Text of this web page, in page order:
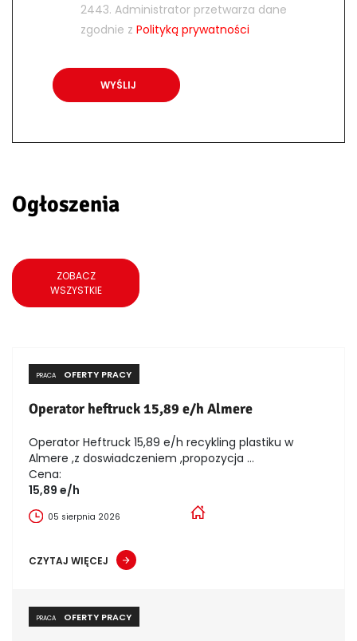
2443. Administrator przetwarza dane
zgodnie z Polityką prywatności
Ogłoszenia
ZOBACZ
WSZYSTKIE
PRACA OFERTY PRACY
Operator heftruck 15,89 e/h Almere
Operator Heftruck 15,89 e/h recykling plastiku w
Almere ,z doswiadczeniem ,propozycja ...
Cena:
15,89 e/h
05 sierpnia 2026
CZYTAJ WIĘCEJ
PRACA OFERTY PRACY